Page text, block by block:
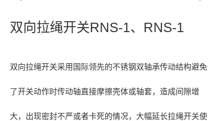
双向拉绳开关RNS-1、RNS-1
双向拉绳开关采用国际领先的不锈钢双轴承传动结构避免
了开关动作时传动轴直接摩擦壳体或轴套，造成间隙增
大，出现密封不严或者卡死的情况，大幅延长拉绳开关使